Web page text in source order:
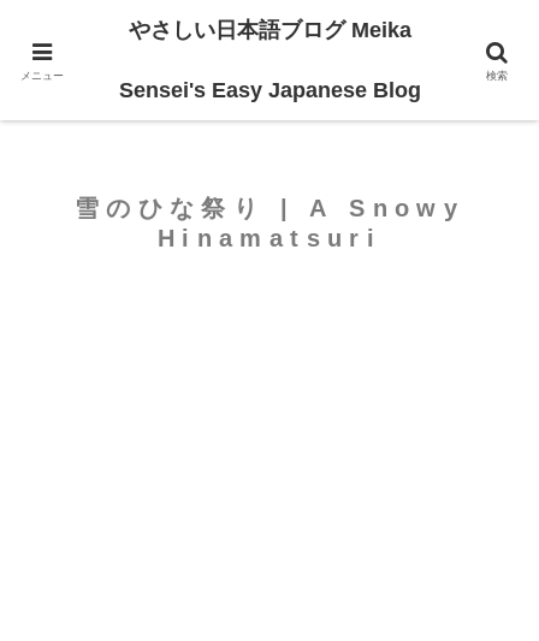
For Beginners
雪のひな祭り | A Snowy
Hinamatsuri
メニュー
やさしい日本語ブログ Meika
Sensei's Easy Japanese Blog
検索